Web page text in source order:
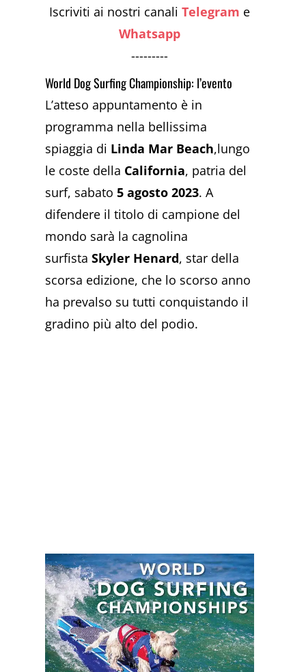
Iscriviti ai nostri canaliTelegram e
Whatsapp
---------
World Dog Surfing Championship: l’evento
L’atteso appuntamento è in
programma nella bellissima
spiaggia di Linda Mar Beach,lungo
le coste della California, patria del
surf, sabato5 agosto 2023. A
difendere il titolo di campione del
mondo sarà la cagnolina
surfistaSkyler Henard, star della
scorsa edizione, che lo scorso anno
ha prevalso su tutti conquistando il
gradino più alto del podio.